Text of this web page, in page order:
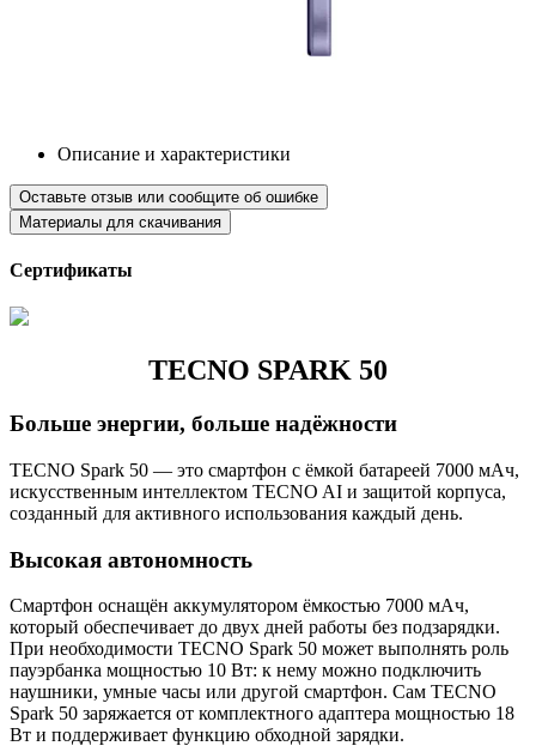
Описание и характеристики
Оставьте отзыв или сообщите об ошибке
Материалы для скачивания
Сертификаты
TECNO SPARK 50
Больше энергии, больше надёжности
TECNO Spark 50 — это смартфон с ёмкой батареей 7000 мАч,
искусственным интеллектом TECNO AI и защитой корпуса,
созданный для активного использования каждый день.
Высокая автономность
Смартфон оснащён аккумулятором ёмкостью 7000 мАч,
который обеспечивает до двух дней работы без подзарядки.
При необходимости TECNO Spark 50 может выполнять роль
пауэрбанка мощностью 10 Вт: к нему можно подключить
наушники, умные часы или другой смартфон. Сам TECNO
Spark 50 заряжается от комплектного адаптера мощностью 18
Вт и поддерживает функцию обходной зарядки.